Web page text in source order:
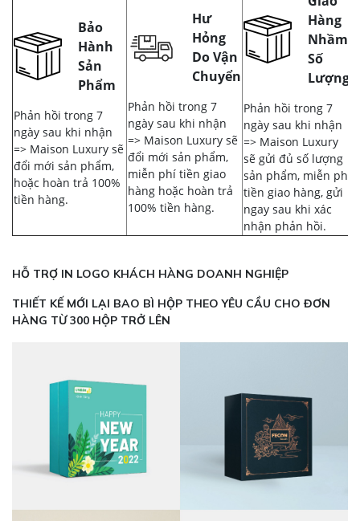
Bảo
Hành
Sản
Phẩm
Phản hồi trong 7
ngày sau khi nhận
=> Maison Luxury sẽ
đổi mới sản phẩm,
hoặc hoàn trả 100%
tiền hàng.
Hư
Hỏng
Do Vận
Chuyển
Phản hồi trong 7
ngày sau khi nhận
=> Maison Luxury sẽ
đổi mới sản phẩm,
miễn phí tiền giao
hàng hoặc hoàn trả
100% tiền hàng.
Hàng
Nhầm,
Số
Lượng
Phản hồi trong 7
ngày sau khi nhận
=> Maison Luxury
sẽ gửi đủ số lượng
sản phẩm, miễn phí
tiền giao hàng, gửi
ngay sau khi xác
nhận phản hồi.
HỖ TRỢ IN LOGO KHÁCH HÀNG DOANH NGHIỆP
THIẾT KẾ MỚI LẠI BAO BÌ HỘP THEO YÊU CẦU CHO ĐƠN
HÀNG TỪ 300 HỘP TRỞ LÊN